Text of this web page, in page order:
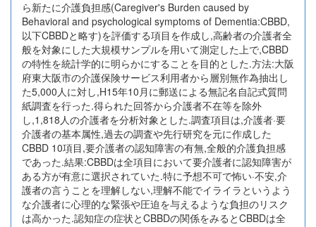
ら新たに介護負担感(Caregiver's Burden caused by
Behavioral and psychological symptoms of Dementia:CBBD,
以下CBBDと略す)を評価する項目を作成し,高齢者の介護者全
般を対象にした大規模サンプルを用いて測定した上で,CBBD
の特性を統計学的に明らかにすることを目的とした.方法:大阪
府東大阪市の介護保険サービス利用者から層別無作為抽出し
た5,000人に対し,H15年10月に郵送による無記名自記式質問
紙調査を行った.得られた回答から介護者不在等を除外
し,1,818人の介護者を分析対象とした.調査項目は,介護者·要
介護者の基本属性,過去の調査や先行研究を元に作成した
CBBD 10項目,要介護者の認知障害の有無,全般的介護負担感
であった.結果:CBBDは全項目において要介護者に認知障害が
ある方が有意に選択されていた.特に予想不可で怖い·不安,介
護者の言うことを理解しない,理解不能でイライラというよう
な介護者に心理的な緊張や圧迫を与えるような負担のリスク
は高かった.認知症の症状とCBBDの関係をみるとCBBDは全